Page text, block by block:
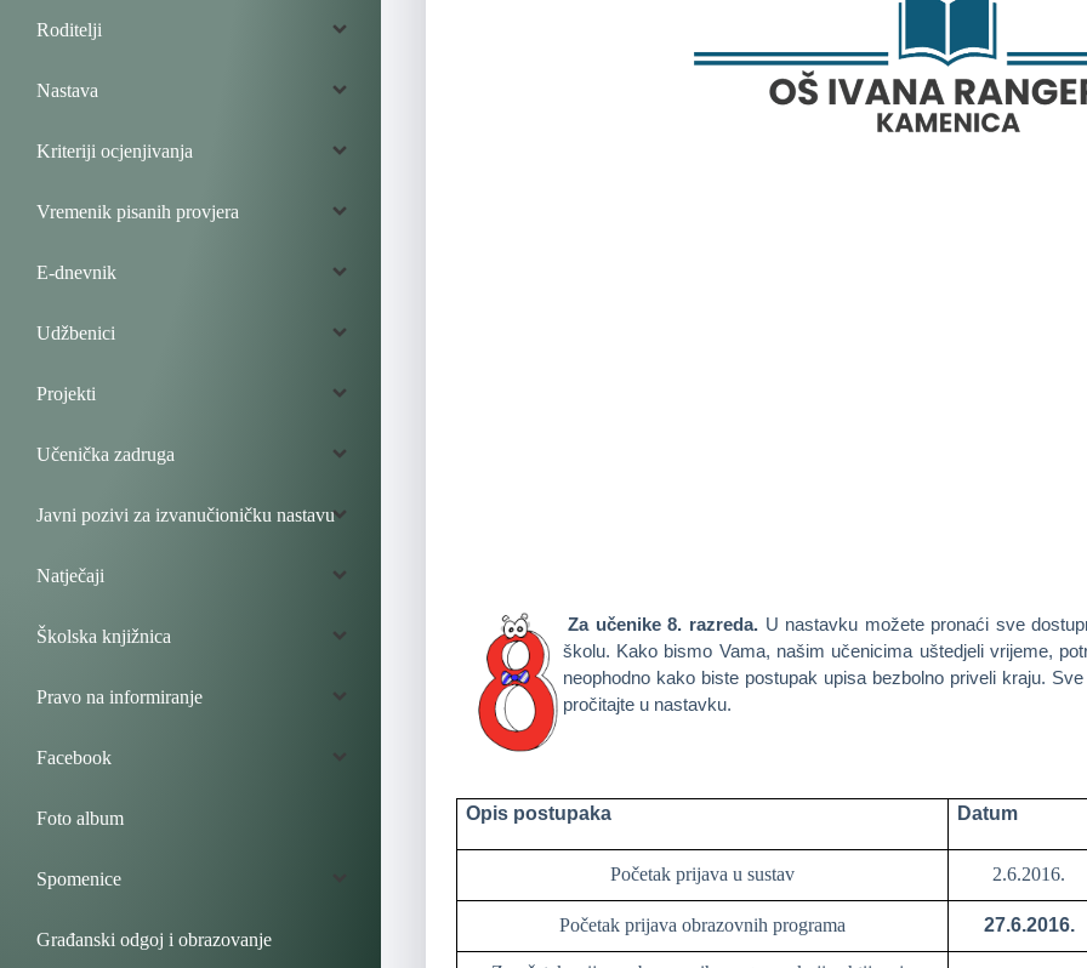
Za učenike 8. razreda.U nastavku možete pronaći sve
školu. Kako bismo Vama, našim učenicima uštedjeli vrijeme,
neophodno kako biste postupak upisa bezbolno priveli kraju.
pročitajte u nastavku.
Opis postupaka Datum
Početak prijava u sustav 2.6.2016.
Početak prijava obrazovnih programa 27.6.2016.
Roditelji
Nastava
Kriteriji ocjenjivanja
Vremenik pisanih provjera
E-dnevnik
Udžbenici
Projekti
Učenička zadruga
Javni pozivi za izvanučioničku nastavu
Natječaji
Školska knjižnica
Pravo na informiranje
Facebook
Foto album
Spomenice
Građanski odgoj i obrazovanje